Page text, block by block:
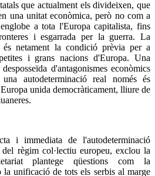
que actualment els divideixen, que
una unitat econòmica, però no com a
a tota l'Europa capitalista, fins
i esgarrada per la guerra. La
és netament la condició prèvia per a
i grans nacions d'Europa. Una
d'antagonismes econòmics
autodeterminació real només és
unida democràticament, lliure de
i immediata de l'autodeterminació
règim col·lectiu europeu, exclou la
plantege qüestions com la
la unificació de tots els serbis al marge